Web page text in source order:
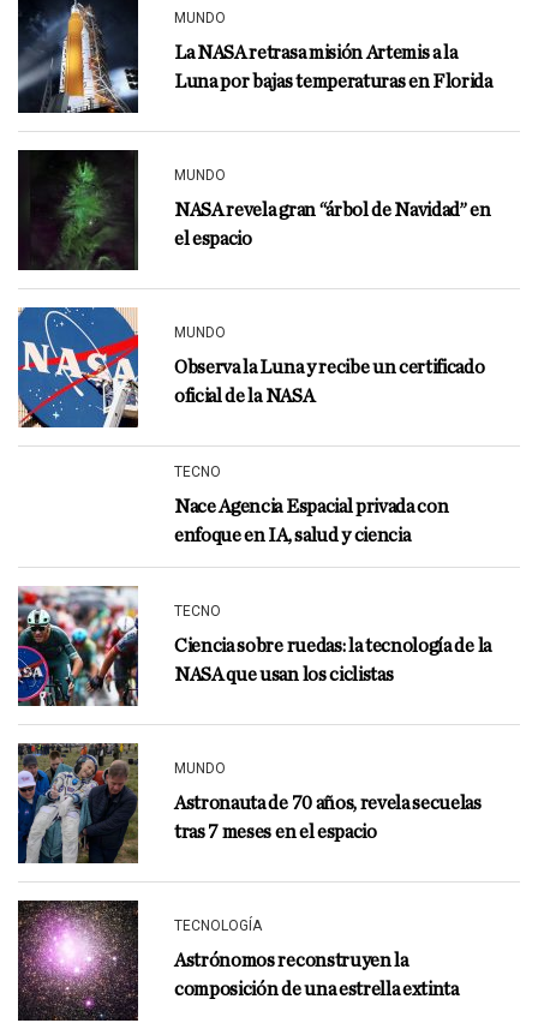
MUNDO
La NASA retrasa misión Artemis a la
Luna por bajas temperaturas en Florida
MUNDO
NASA revela gran “árbol de Navidad” en
el espacio
MUNDO
Observa la Luna y recibe un certificado
oficial de la NASA
TECNO
Nace Agencia Espacial privada con
enfoque en IA, salud y ciencia
TECNO
Ciencia sobre ruedas: la tecnología de la
NASA que usan los ciclistas
MUNDO
Astronauta de 70 años, revela secuelas
tras 7 meses en el espacio
TECNOLOGÍA
Astrónomos reconstruyen la
composición de una estrella extinta